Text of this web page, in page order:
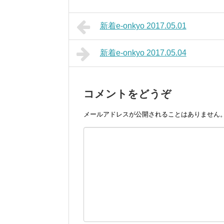
新着e-onkyo 2017.05.01
新着e-onkyo 2017.05.04
コメントをどうぞ
メールアドレスが公開されることはありません